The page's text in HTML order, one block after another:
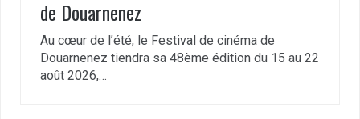
de Douarnenez
Au cœur de l’été, le Festival de cinéma de
Douarnenez tiendra sa 48ème édition du 15 au 22
août 2026,…